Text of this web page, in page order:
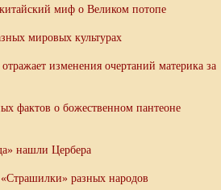
миф о Великом потопе
мировых культурах
изменения очертаний материка за
фактов о божественном пантеоне
нашли Цербера
разных народов